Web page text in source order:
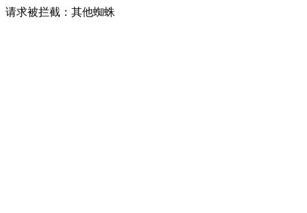
请求被拦截：其他蜘蛛